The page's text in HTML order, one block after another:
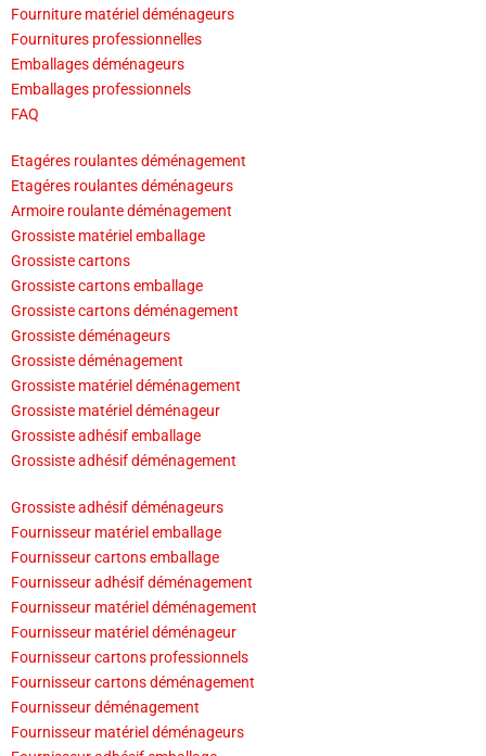
Fourniture matériel déménageurs
Fournitures professionnelles
Emballages déménageurs
Emballages professionnels
FAQ
Etagéres roulantes déménagement
Etagéres roulantes déménageurs
Armoire roulante déménagement
Grossiste matériel emballage
Grossiste cartons
Grossiste cartons emballage
Grossiste cartons déménagement
Grossiste déménageurs
Grossiste déménagement
Grossiste matériel déménagement
Grossiste matériel déménageur
Grossiste adhésif emballage
Grossiste adhésif déménagement
Grossiste adhésif déménageurs
Fournisseur matériel emballage
Fournisseur cartons emballage
Fournisseur adhésif déménagement
Fournisseur matériel déménagement
Fournisseur matériel déménageur
Fournisseur cartons professionnels
Fournisseur cartons déménagement
Fournisseur déménagement
Fournisseur matériel déménageurs